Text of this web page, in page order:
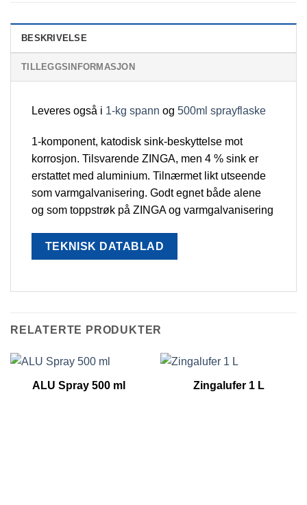
BESKRIVELSE
TILLEGGSINFORMASJON
Leveres også i 1-kg spann og 500ml sprayflaske
1-komponent, katodisk sink-beskyttelse mot
korrosjon. Tilsvarende ZINGA, men 4 % sink er
erstattet med aluminium. Tilnærmet likt utseende
som varmgalvanisering. Godt egnet både alene
og som toppstrøk på ZINGA og varmgalvanisering
TEKNISK DATABLAD
RELATERTE PRODUKTER
ALU Spray 500 ml Zingalufer 1 L